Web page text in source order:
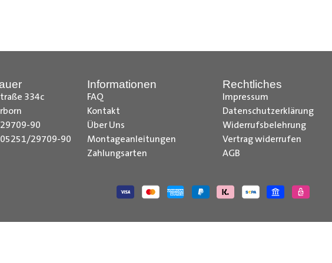
334c
90
29709-90
Informationen
FAQ
Kontakt
Über Uns
Montageanleitungen
Zahlungsarten
Rechtliches
Impressum
Datenschutzerklärung
Widerrufsbelehrung
Vertrag widerrufen
AGB